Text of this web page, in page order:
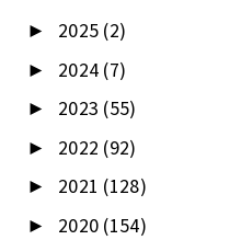
► 2025 (2)
► 2024 (7)
► 2023 (55)
► 2022 (92)
► 2021 (128)
► 2020 (154)